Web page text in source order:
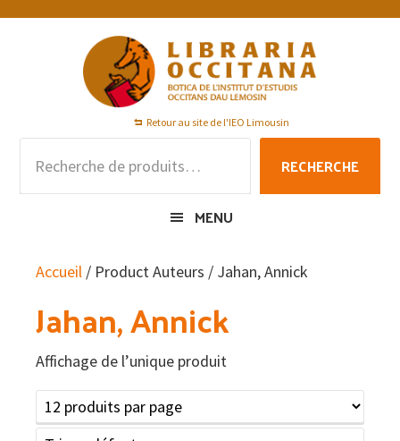
Passer
Passer
Passer
Retour au site de l'IEO Limousin
pour :
RECHERCHE
MENU
Accueil / Product Auteurs / Jahan, Annick
Jahan, Annick
Affichage de l’unique produit